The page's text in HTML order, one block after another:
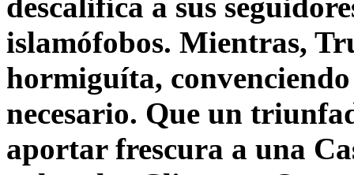
islamófobos. Mientras,
hormiguíta,
necesario. Que un
aportar frescura a una